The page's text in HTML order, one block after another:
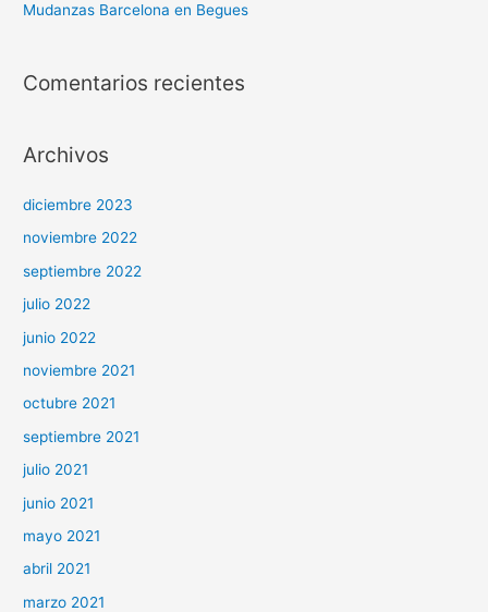
Mudanzas Barcelona en Begues
Comentarios recientes
Archivos
diciembre 2023
noviembre 2022
septiembre 2022
julio 2022
junio 2022
noviembre 2021
octubre 2021
septiembre 2021
julio 2021
junio 2021
mayo 2021
abril 2021
marzo 2021